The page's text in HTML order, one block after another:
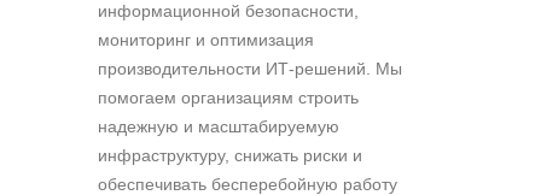
информационной безопасности,
мониторинг и оптимизация
производительности ИТ-решений. Мы
помогаем организациям строить
надежную и масштабируемую
инфраструктуру, снижать риски и
обеспечивать бесперебойную работу